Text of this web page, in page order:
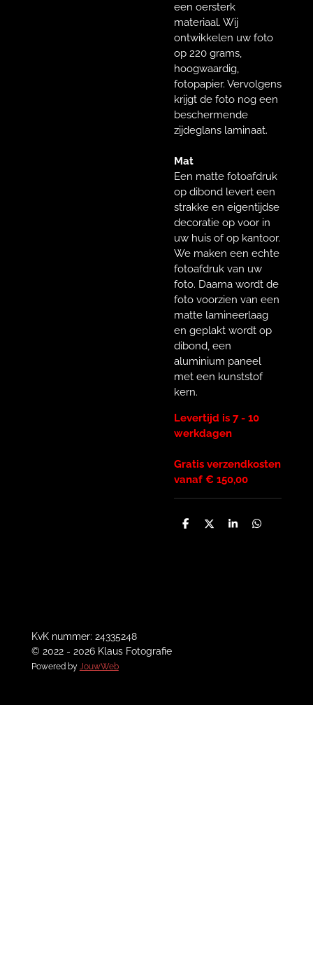
een oersterk
materiaal. Wij
ontwikkelen uw foto
op 220 grams,
hoogwaardig,
fotopapier. Vervolgens
krijgt de foto nog een
beschermende
zijdeglans laminaat.
Mat
Een matte fotoafdruk
op dibond levert een
strakke en eigentijdse
decoratie op voor in
uw huis of op kantoor.
We maken een echte
fotoafdruk van uw
foto. Daarna wordt de
foto voorzien van een
matte lamineerlaag
en geplakt wordt op
dibond, een
aluminium paneel
met een kunststof
kern.
Levertijd is 7 - 10
werkdagen
Gratis verzendkosten
vanaf € 150,00
D
D
S
D
KvK nummer: 24335248
© 2022 - 2026 Klaus Fotografie
Powered by JouwWeb